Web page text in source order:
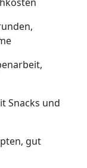
Snacks und
gut